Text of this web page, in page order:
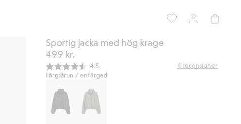
Sportig jacka med hög krage
499 kr.
Snittbetyg:
4.5 4 recensioner
Färg:Brun / enfärgad